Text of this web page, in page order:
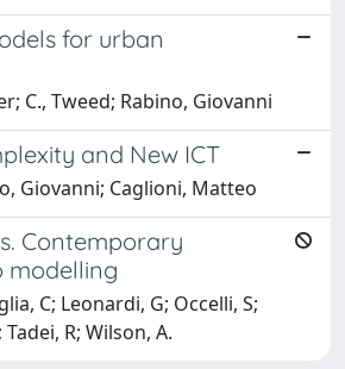
for urban
C., Tweed; Rabino, Giovanni
and New ICT
Giovanni; Caglioni, Matteo
Contemporary
modelling
C; Leonardi, G; Occelli, S;
R; Wilson, A.